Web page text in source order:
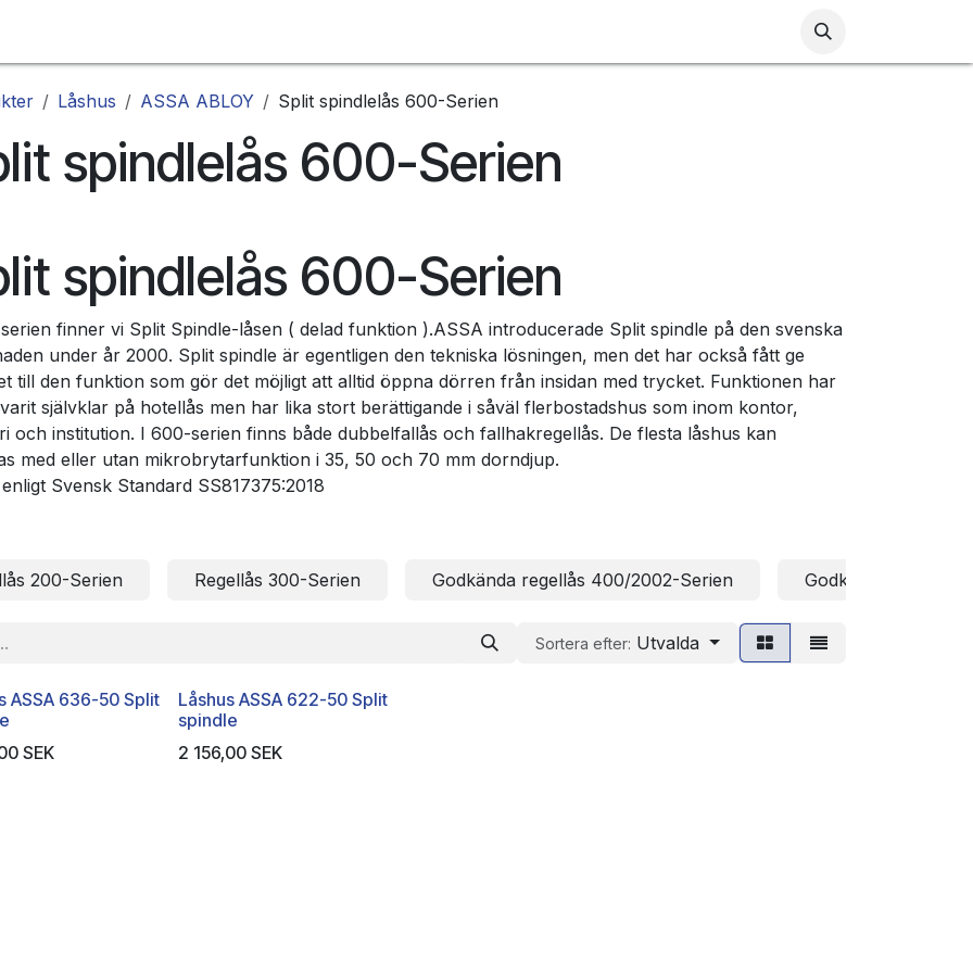
Låshus ASSA ABLOY Split spindlelås 600-Serien
spindlelås 600-Serien
spindlelås 600-Serien
finner vi Split Spindle-låsen ( delad funktion ).ASSA introducerade Split spindle på den svenska
under år 2000. Split spindle är egentligen den tekniska lösningen, men det har också fått ge
till den funktion som gör det möjligt att alltid öppna dörren från insidan med trycket. Funktionen har
självklar på hotellås men har lika stort berättigande i såväl flerbostadshus som inom kontor,
och institution. I 600-serien finns både dubbelfallås och fallhakregellås. De flesta låshus kan
med eller utan mikrobrytarfunktion i 35, 50 och 70 mm dorndjup.
Svensk Standard SS817375:2018
200-Serien Regellås 300-Serien Godkända regellås 400/2002-Serien Godkända regellås
Sortera efter: Utvalda
ASSA 636-50 Split
SEK
Låshus ASSA 622-50 Split
spindle
2 156,00 SEK